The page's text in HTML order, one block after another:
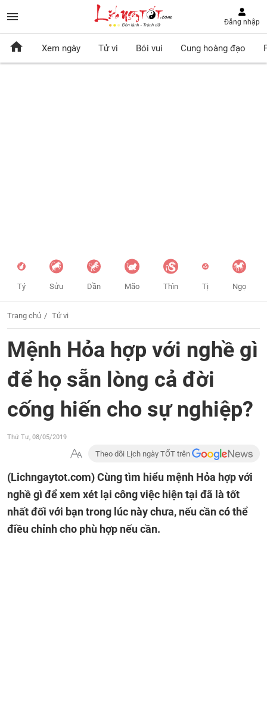
Đăng nhập
Xem ngày Tử vi Bói vui Cung hoàng đạo
Tý Sửu Dần Mão Thìn Tị Ngọ
Trang chủ Tử vi
Mệnh Hỏa hợp với nghề gì
để họ sẵn lòng cả đời
cống hiến cho sự nghiệp?
Thứ Tư, 08/05/2019
Theo dõi Lịch ngày TỐT trên
(Lichngaytot.com)Cùng tìm hiểu mệnh Hỏa hợp với
nghề gì để xem xét lại công việc hiện tại đã là tốt
nhất đối với bạn trong lúc này chưa, nếu cần có thể
điều chỉnh cho phù hợp nếu cần.